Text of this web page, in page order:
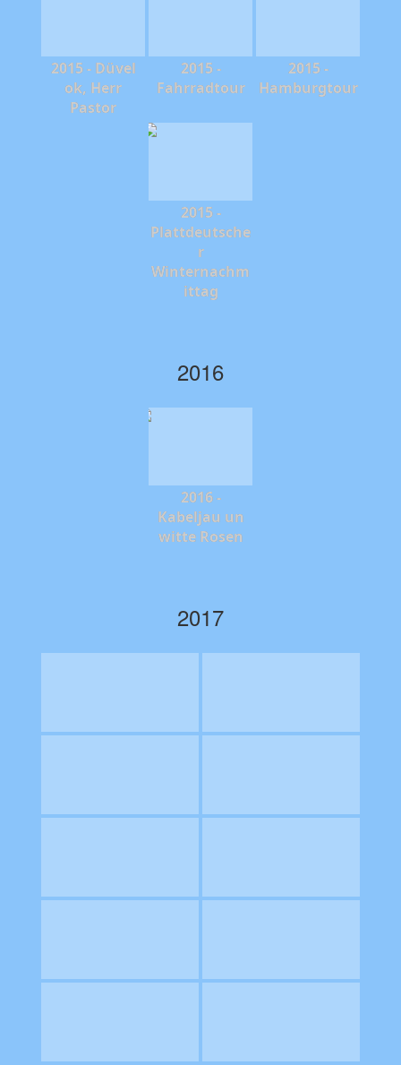
2015 - Düvel
ok, Herr
Pastor
2015 -
Fahrradtour
2015 -
Hamburgtour
2015 -
Plattdeutsche
r
Winternachm
ittag
2016
2016 -
Kabeljau un
witte Rosen
2017